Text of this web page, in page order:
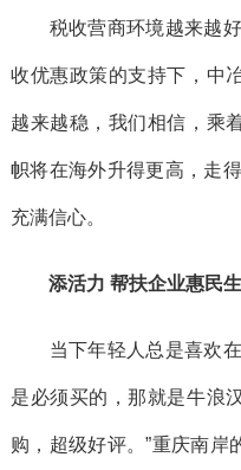
税收营商环境越来越
收优惠政策的支持下，中
越来越稳，我们相信，乘
帜将在海外升得更高，走
充满信心。
添活力 帮扶企业惠民生
当下年轻人总是喜欢
是必须买的，那就是牛浪
购，超级好评。”重庆南岸